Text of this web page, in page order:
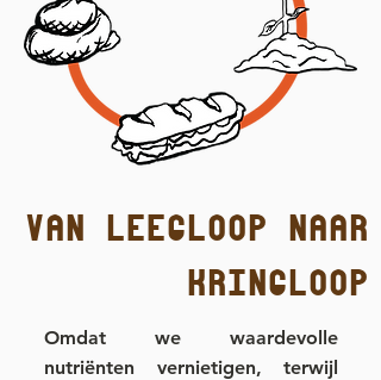
van leegloop naar
kringloop
Omdat we waardevolle
nutriënten vernietigen, terwijl